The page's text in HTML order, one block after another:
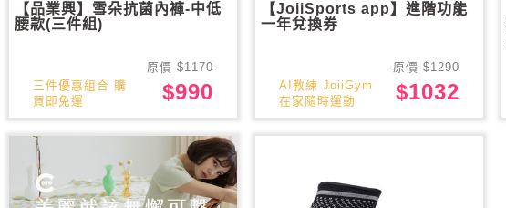
【品業興】雪朵抗菌內褲-中低
腰款(三件組)
三件優惠組合 購
買即免運
原價 $1170
$990
【JoiiSports app】進階功能
一年兌換券
AI教練 JoiiGym
在家隨時運動
原價 $1290
$1032